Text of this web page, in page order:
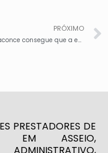
PRÓXIMO
Seeaconce consegue que a empresa csn pague atraso salarial de trabalhadores
PRESTADORES DE
EM ASSEIO,